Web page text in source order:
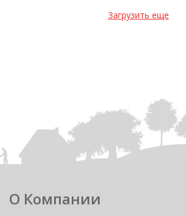
Загрузить еще
О Компании